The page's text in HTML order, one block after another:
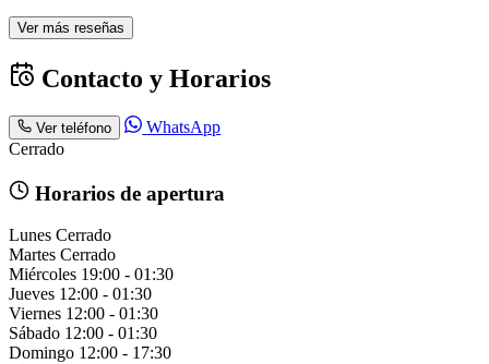
Ver más reseñas
Contacto y Horarios
Ver teléfono
WhatsApp
Cerrado
Horarios de apertura
Lunes Cerrado
Martes Cerrado
Miércoles 19:00 - 01:30
Jueves 12:00 - 01:30
Viernes 12:00 - 01:30
Sábado 12:00 - 01:30
Domingo 12:00 - 17:30